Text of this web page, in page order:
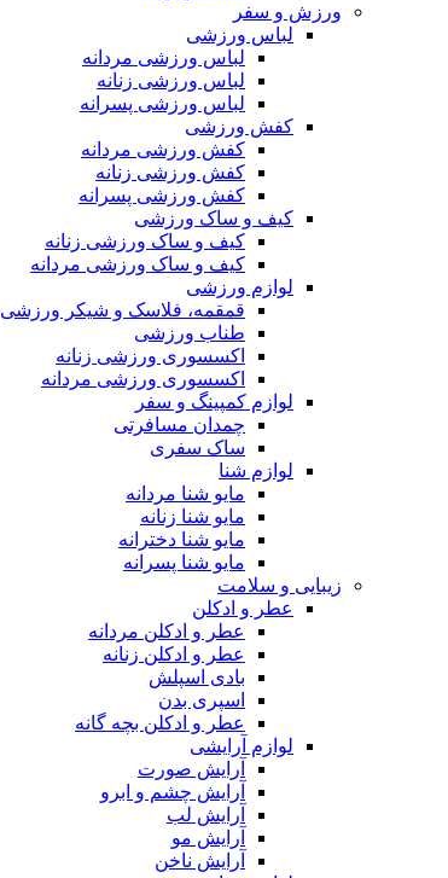
ورزش و سفر
لباس ورزشی
لباس ورزشی مردانه
لباس ورزشی زنانه
لباس ورزشی پسرانه
کفش ورزشی
کفش ورزشی مردانه
کفش ورزشی زنانه
کفش ورزشی پسرانه
کیف و ساک ورزشی
کیف و ساک ورزشی زنانه
کیف و ساک ورزشی مردانه
لوازم ورزشی
قمقمه، فلاسک و شیکر ورزشی
طناب ورزشی
اکسسوری ورزشی زنانه
اکسسوری ورزشی مردانه
لوازم کمپینگ و سفر
چمدان مسافرتی
ساک سفری
لوازم شنا
مایو شنا مردانه
مایو شنا زنانه
مایو شنا دخترانه
مایو شنا پسرانه
زیبایی و سلامت
عطر و ادکلن
عطر و ادکلن مردانه
عطر و ادکلن زنانه
بادی اسپلش
اسپری بدن
عطر و ادکلن بچه گانه
لوازم آرایشی
آرایش صورت
آرایش چشم و ابرو
آرایش لب
آرایش مو
آرایش ناخن